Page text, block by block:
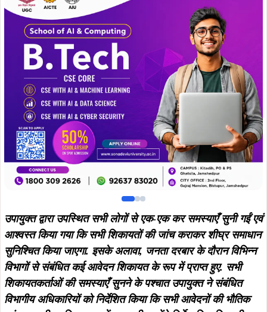
उपायुक्त द्वारा उपस्थित सभी लोगों से एक-एक कर समस्याएँ सुनी गईं एवं
आश्वस्त किया गया कि सभी शिकायतों की जांच कराकर शीघ्र समाधान
सुनिश्चित किया जाएगा. इसके अलावा, जनता दरबार के दौरान विभिन्न
विभागों से संबंधित कई आवेदन शिकायत के रूप में प्राप्त हुए. सभी
शिकायतकर्ताओं की समस्याएँ सुनने के पश्चात उपायुक्त ने संबंधित
विभागीय अधिकारियों को निर्देशित किया कि सभी आवेदनों की भौतिक